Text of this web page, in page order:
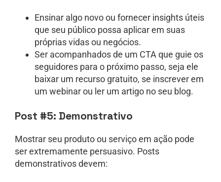
Ensinar algo novo ou fornecer insights úteis
que seu público possa aplicar em suas
próprias vidas ou negócios.
Ser acompanhados de um CTA que guie os
seguidores para o próximo passo, seja ele
baixar um recurso gratuito, se inscrever em
um webinar ou ler um artigo no seu blog.
Post #5: Demonstrativo
Mostrar seu produto ou serviço em ação pode
ser extremamente persuasivo. Posts
demonstrativos devem: